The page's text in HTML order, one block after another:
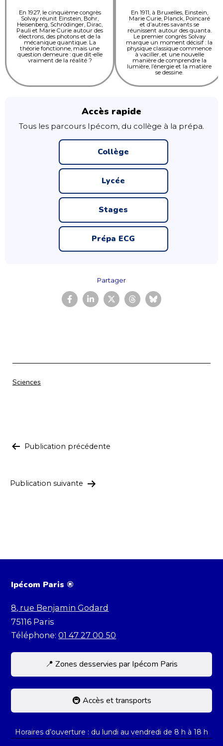
En 1927, le cinquième congrès
Solvay réunit Einstein, Bohr,
Heisenberg, Schrödinger, Dirac,
Pauli et Marie Curie autour des
électrons, des photons et de la
mécanique quantique. La
théorie fonctionne, mais une
question demeure : que dit-elle
vraiment de la réalité ?
En 1911, à Bruxelles, Einstein,
Marie Curie, Planck, Poincaré
et d’autres savants se
réunissent autour des quanta.
Le premier congrès Solvay
marque un moment décisif : la
physique classique commence
à vaciller, et une nouvelle
manière de comprendre la
lumière, l’énergie et la matière
se dessine.
Accès rapide
Tous les parcours Ipécom, du collège à la prépa.
Collège
Lycée
Stages
Prépa ECG
Partager
Catégorisé
Sciences
Navigation
l’article
Publication précédente
Publication suivante
Ipécom Paris ®
8, rue Benjamin Godard
75116 Paris
Téléphone:01 47 27 00 50
📍 Zones desservies par Ipécom Paris
élèves de toute la capitale et d’Île-de-France.
Paris : 7e, 8e, 15e, 16e, 17e arrondissements
🚇 Accès et transports
transports en commun. Elle se trouve à
Horaires d’ouverture : du lundi au vendredi de 8 h à 18 h